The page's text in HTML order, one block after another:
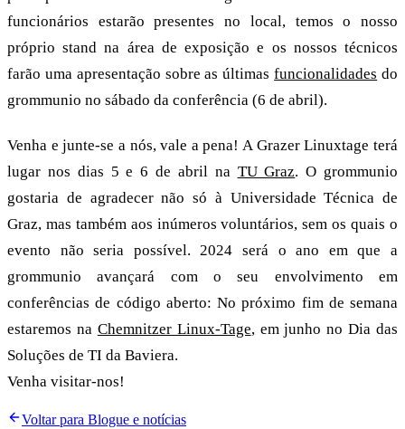
funcionários estarão presentes no local, temos o nosso
próprio stand na área de exposição e os nossos técnicos
farão uma apresentação sobre as últimasfuncionalidades do
grommunio no sábado da conferência (6 de abril).
Venha e junte-se a nós, vale a pena! A Grazer Linuxtage terá
lugar nos dias 5 e 6 de abril na TU Graz. O grommunio
gostaria de agradecer não só à Universidade Técnica de
Graz, mas também aos inúmeros voluntários, sem os quais o
evento não seria possível. 2024 será o ano em que a
grommunio avançará com o seu envolvimento em
conferências de código aberto: No próximo fim de semana
estaremos na Chemnitzer Linux-Tage, em junho no Dia das
Soluções de TI da Baviera.
Venha visitar-nos!
Voltar para Blogue e notícias